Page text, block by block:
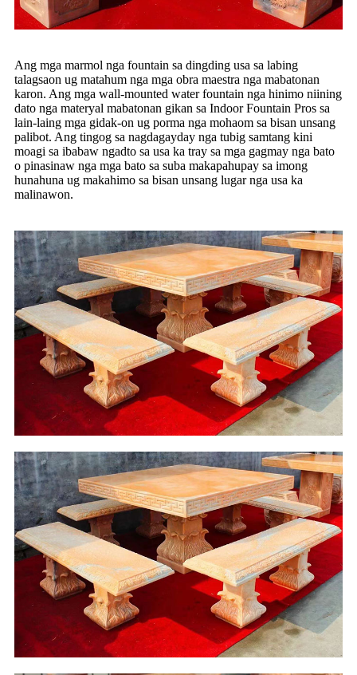
Ang mga marmol nga fountain sa dingding usa sa labing
talagsaon ug matahum nga mga obra maestra nga mabatonan
karon. Ang mga wall-mounted water fountain nga hinimo niining
dato nga materyal mabatonan gikan sa Indoor Fountain Pros sa
lain-laing mga gidak-on ug porma nga mohaom sa bisan unsang
palibot. Ang tingog sa nagdagayday nga tubig samtang kini
moagi sa ibabaw ngadto sa usa ka tray sa mga gagmay nga bato
o pinasinaw nga mga bato sa suba makapahupay sa imong
hunahuna ug makahimo sa bisan unsang lugar nga usa ka
malinawon.